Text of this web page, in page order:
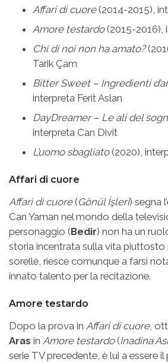
Affari di cuore(2014-2015),
Amore testardo(2015-2016),
Chi di noi non ha amato?
Tarik Çam
Bitter Sweet – Ingredienti
interpreta Ferit Aslan
DayDreamer – Le ali del
interpreta Can Divit
L’uomo sbagliato(2020),
Affari di cuore
Affari di cuore(Gönül İşleri) segna
Can Yaman nel mondo della
personaggio (Bedir) non ha un
storia incentrata sulla vita
sorelle, riesce comunque a farsi
innato talento per la recitazione.
Amore testardo
Dopo la prova in Affari di cuore,
Aras in Amore testardo(Inadina
serie TV precedente, è lui a essere